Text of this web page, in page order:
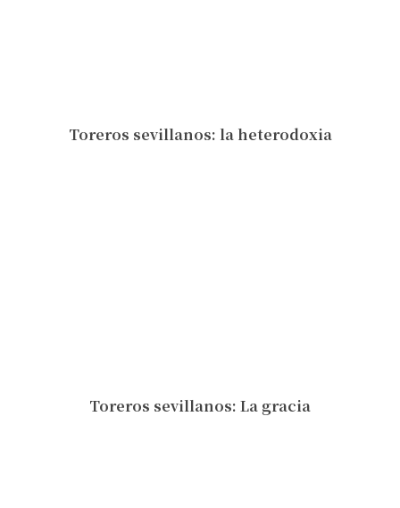
Toreros sevillanos: la heterodoxia
Toreros sevillanos: La gracia